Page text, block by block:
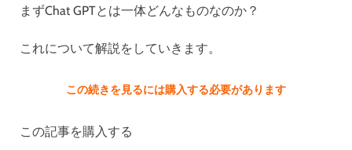
まずChat GPTとは一体どんなものなのか？
これについて解説をしていきます。
この続きを見るには購入する必要があります
この記事を購入する